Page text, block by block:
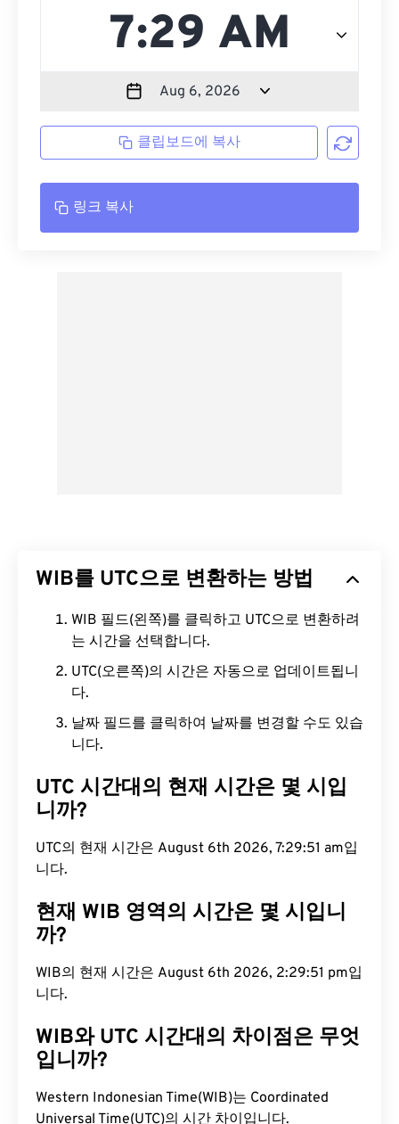
클립보드에 복사
링크 복사
WIB를 UTC으로 변환하는 방법
WIB 필드(왼쪽)를 클릭하고 UTC으로 변환하려
는 시간을 선택합니다.
UTC(오른쪽)의 시간은 자동으로 업데이트됩니
다.
날짜 필드를 클릭하여 날짜를 변경할 수도 있습
니다.
UTC 시간대의 현재 시간은 몇 시입
니까?
UTC의 현재 시간은 August 6th 2026, 7:29:52 am입
니다.
현재 WIB 영역의 시간은 몇 시입니
까?
WIB의 현재 시간은 August 6th 2026, 2:29:52 pm
입니다.
WIB와 UTC 시간대의 차이점은 무엇
입니까?
Western Indonesian Time(WIB)는 Coordinated
Universal Time(UTC)의 시간 차이입니다.